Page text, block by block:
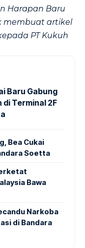
Harapan Baru
membuat artikel
PT Kukuh
Baru Gabung
di Terminal 2F
Bea Cukai
Soetta
Bawa
Narkoba
di Bandara